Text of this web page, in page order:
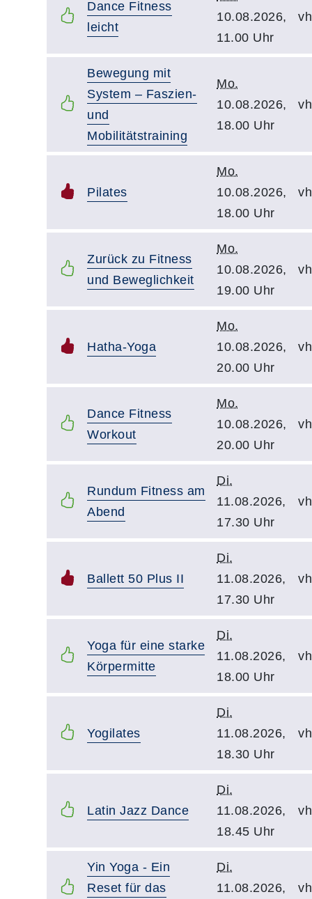
Dance Fitness
leicht
10.08.2026,
11.00 Uhr
Bewegung mit
System – Faszien-
und
Mobilitätstraining
Mo.
10.08.2026,
18.00 Uhr
Pilates
Mo.
10.08.2026,
18.00 Uhr
Zurück zu Fitness
und Beweglichkeit
Mo.
10.08.2026,
19.00 Uhr
Hatha-Yoga
Mo.
10.08.2026,
20.00 Uhr
Dance Fitness
Workout
Mo.
10.08.2026,
20.00 Uhr
Rundum Fitness am
Abend
Di.
11.08.2026,
17.30 Uhr
Ballett 50 Plus II
Di.
11.08.2026,
17.30 Uhr
Yoga für eine starke
Körpermitte
Di.
11.08.2026,
18.00 Uhr
Yogilates
Di.
11.08.2026,
18.30 Uhr
Latin Jazz Dance
Di.
11.08.2026,
18.45 Uhr
Yin Yoga - Ein
Reset für das
Di.
11.08.2026,